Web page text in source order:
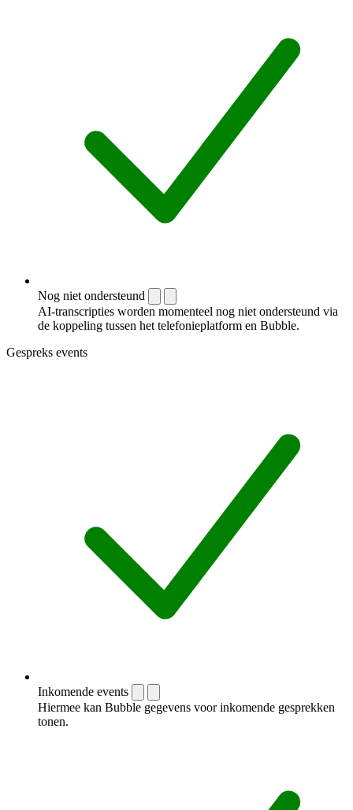
Nog niet ondersteund
AI-transcripties worden momenteel nog niet ondersteund via
de koppeling tussen het telefonieplatform en Bubble.
Gespreks events
Inkomende events
Hiermee kan Bubble gegevens voor inkomende gesprekken
tonen.